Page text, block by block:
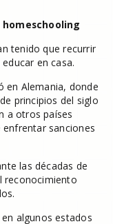
tenido que recurrir
en casa.
en Alemania, donde
principios del siglo
a otros países
sanciones
las décadas de
reconocimiento
algunos estados